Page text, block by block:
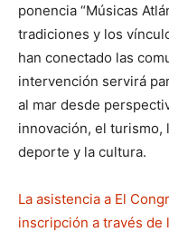
ponencia “Músicas
tradiciones y los
han conectado las
intervención servirá
al mar desde
innovación, el turismo,
deporte y la cultura.
La asistencia a El
inscripción a través de